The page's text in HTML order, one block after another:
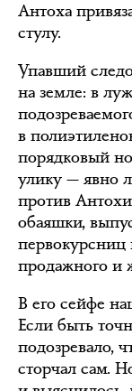
Антоха
стулу.
Упавший
на земле: в
в
порядковый
улику — явно
против
обаяшки,
продажного и
В его сейфе
Если быть
подозревало,
сторчал сам.